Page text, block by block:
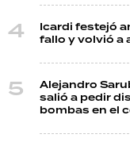
Icardi festejó
fallo y volvió a
Alejandro
salió a pedir
bombas en el